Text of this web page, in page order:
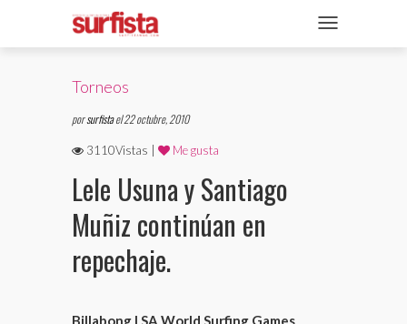
NAVEGACIÓN
REVISTA DIGITAL
ENTREVISTAS
Torneos
porsurfistael 22 octubre, 2010
3110Vistas | Me gusta
Lele Usuna y Santiago
Muñiz continúan en
repechaje.
Billabong I SA World Surfing Games